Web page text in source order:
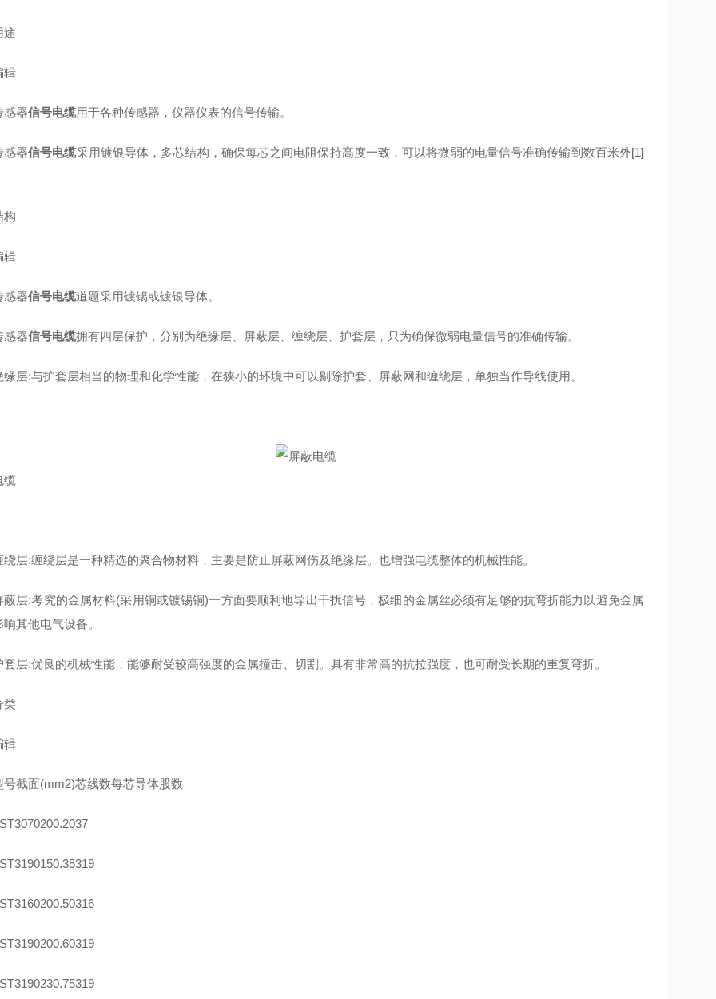
器信号电缆用于各种传感器，仪器仪表的信号传输。
器信号电缆采用镀银导体，多芯结构，确保每芯之间电阻保持高度一致，可以将微弱的电量信号准确传输到数百米外[1]
器信号电缆道题采用镀锡或镀银导体。
器信号电缆拥有四层保护，分别为绝缘层、屏蔽层、缠绕层、护套层，只为确保微弱电量信号的准确传输。
:与护套层相当的物理和化学性能，在狭小的环境中可以剔除护套、屏蔽网和缠绕层，单独当作导线使用。
缆
:缠绕层是一种精选的聚合物材料，主要是防止屏蔽网伤及绝缘层。也增强电缆整体的机械性能。
:考究的金属材料(采用铜或镀锡铜)一方面要顺利地导出干扰信号，极细的金属丝必须有足够的抗弯折能力以避免金属
其他电气设备。
:优良的机械性能，能够耐受较高强度的金属撞击、切割。具有非常高的抗拉强度，也可耐受长期的重复弯折。
面(mm2)芯线数每芯导体股数